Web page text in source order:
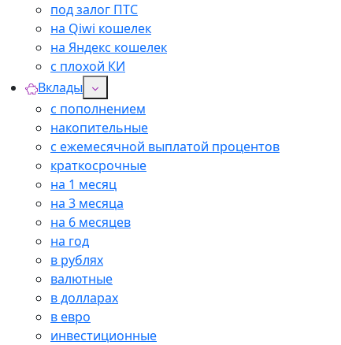
под залог ПТС
на Qiwi кошелек
на Яндекс кошелек
с плохой КИ
Вклады
с пополнением
накопительные
с ежемесячной выплатой процентов
краткосрочные
на 1 месяц
на 3 месяца
на 6 месяцев
на год
в рублях
валютные
в долларах
в евро
инвестиционные